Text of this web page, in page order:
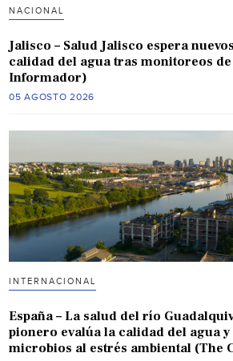
NACIONAL
Jalisco – Salud Jalisco espera
calidad del agua tras monitoreos
Informador)
05 AGOSTO 2026
INTERNACIONAL
España – La salud del río
pionero evalúa la calidad del agua
microbios al estrés ambiental (The